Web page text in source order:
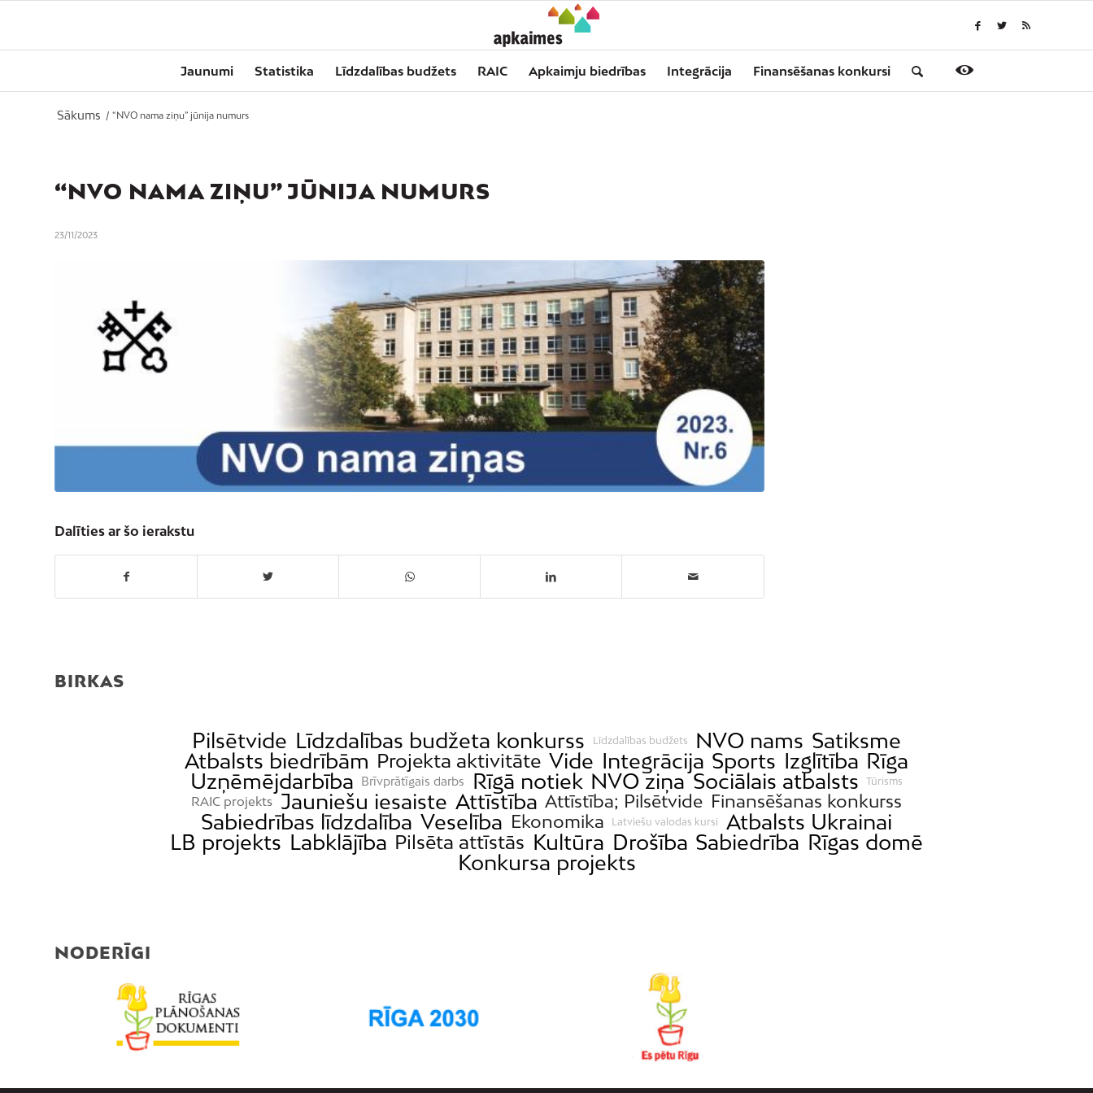
Jaunumi Statistika Līdzdalības budžets RAIC Apkaimju biedrības Integrācija Finansēšanas konkursi
Sākums / “NVO nama ziņu” jūnija numurs
“NVO NAMA ZIŅU” JŪNIJA NUMURS
23/11/2023
Dalīties ar šo ierakstu
BIRKAS
Pilsētvide Līdzdalības budžeta konkurss Līdzdalības budžets NVO nams Satiksme
Atbalsts biedrībām Projekta aktivitāte Vide Integrācija Sports Izglītība Rīga
Uzņēmējdarbība
Brīvprātīgais darbs Rīgā notiek NVO ziņa Sociālais atbalsts Tūrisms
RAIC projekts Jauniešu iesaiste Attīstība Attīstība; Pilsētvide Finansēšanas konkurss
Sabiedrības līdzdalība Veselība Ekonomika Latviešu valodas kursi
Atbalsts Ukrainai
LB projekts Labklājība Pilsēta attīstās Kultūra Drošība Sabiedrība Rīgas domē
Konkursa projekts
NODERĪGI